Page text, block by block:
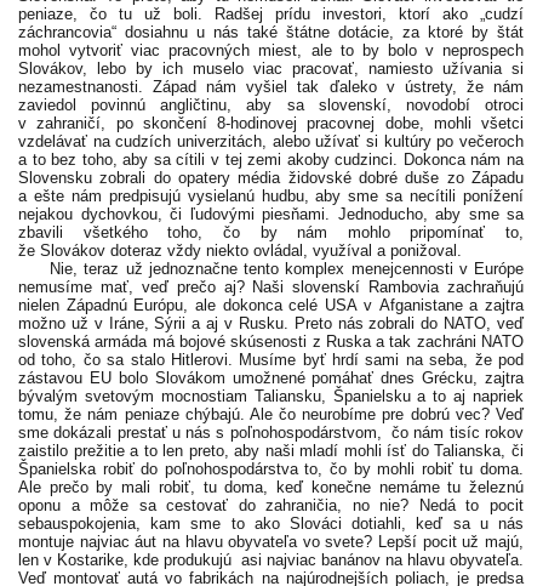
peniaze, čo tu už boli. Radšej prídu investori, ktorí ako „cudzí
záchrancovia“ dosiahnu u nás také štátne dotácie, za ktoré by štát
mohol vytvoriť viac pracovných miest, ale to by bolo v neprospech
Slovákov, lebo by ich muselo viac pracovať, namiesto užívania si
nezamestnanosti. Západ nám vyšiel tak ďaleko v ústrety, že nám
zaviedol povinnú angličtinu, aby sa slovenskí, novodobí otroci
v zahraničí, po skončení 8-hodinovej pracovnej dobe, mohli všetci
vzdelávať na cudzích univerzitách, alebo užívať si kultúry po večeroch
a to bez toho, aby sa cítili v tej zemi akoby cudzinci. Dokonca nám na
Slovensku zobrali do opatery média židovské dobré duše zo Západu
a ešte nám predpisujú vysielanú hudbu, aby sme sa necítili ponížení
nejakou dychovkou, či ľudovými piesňami. Jednoducho, aby sme sa
zbavili všetkého toho, čo by nám mohlo pripomínať to,
že Slovákov doteraz vždy niekto ovládal, využíval a ponižoval.
Nie, teraz už jednoznačne tento komplex menejcennosti v Európe
nemusíme mať, veď prečo aj? Naši slovenskí Rambovia zachraňujú
nielen Západnú Európu, ale dokonca celé USA v Afganistane a zajtra
možno už v Iráne, Sýrii a aj v Rusku. Preto nás zobrali do NATO, veď
slovenská armáda má bojové skúsenosti z Ruska a tak zachráni NATO
od toho, čo sa stalo Hitlerovi. Musíme byť hrdí sami na seba, že pod
zástavou EU bolo Slovákom umožnené pomáhať dnes Grécku, zajtra
bývalým svetovým mocnostiam Taliansku, Španielsku a to aj napriek
tomu, že nám peniaze chýbajú. Ale čo neurobíme pre dobrú vec? Veď
sme dokázali prestať u nás s poľnohospodárstvom, čo nám tisíc rokov
zaistilo prežitie a to len preto, aby naši mladí mohli ísť do Talianska, či
Španielska robiť do poľnohospodárstva to, čo by mohli robiť tu doma.
Ale prečo by mali robiť, tu doma, keď konečne nemáme tu železnú
oponu a môže sa cestovať do zahraničia, no nie? Nedá to pocit
sebauspokojenia, kam sme to ako Slováci dotiahli, keď sa u nás
montuje najviac áut na hlavu obyvateľa vo svete? Lepší pocit už majú,
len v Kostarike, kde produkujú asi najviac banánov na hlavu obyvateľa.
Veď montovať autá vo fabrikách na najúrodnejších poliach, je predsa